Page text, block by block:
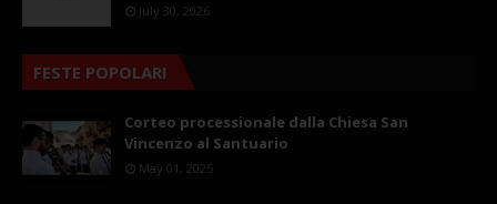
July 30, 2026
FESTE POPOLARI
Corteo processionale dalla Chiesa San
Vincenzo al Santuario
May 01, 2025